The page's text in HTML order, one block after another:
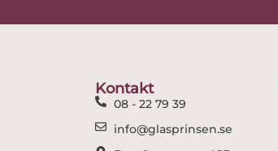
Kontakt
08 - 22 79 39
info@glasprinsen.se